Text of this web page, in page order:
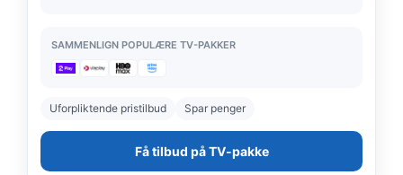
SAMMENLIGN POPULÆRE TV-PAKKER
Uforpliktende pristilbud Spar penger
Få tilbud på TV-pakke